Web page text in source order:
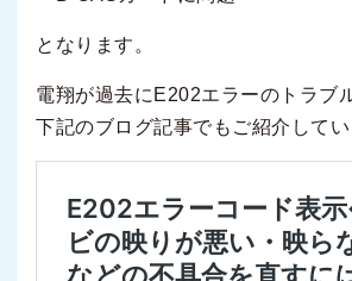
となります。
電翔が過去にE202エラーのトラブ
下記のブログ記事でもご紹介してい